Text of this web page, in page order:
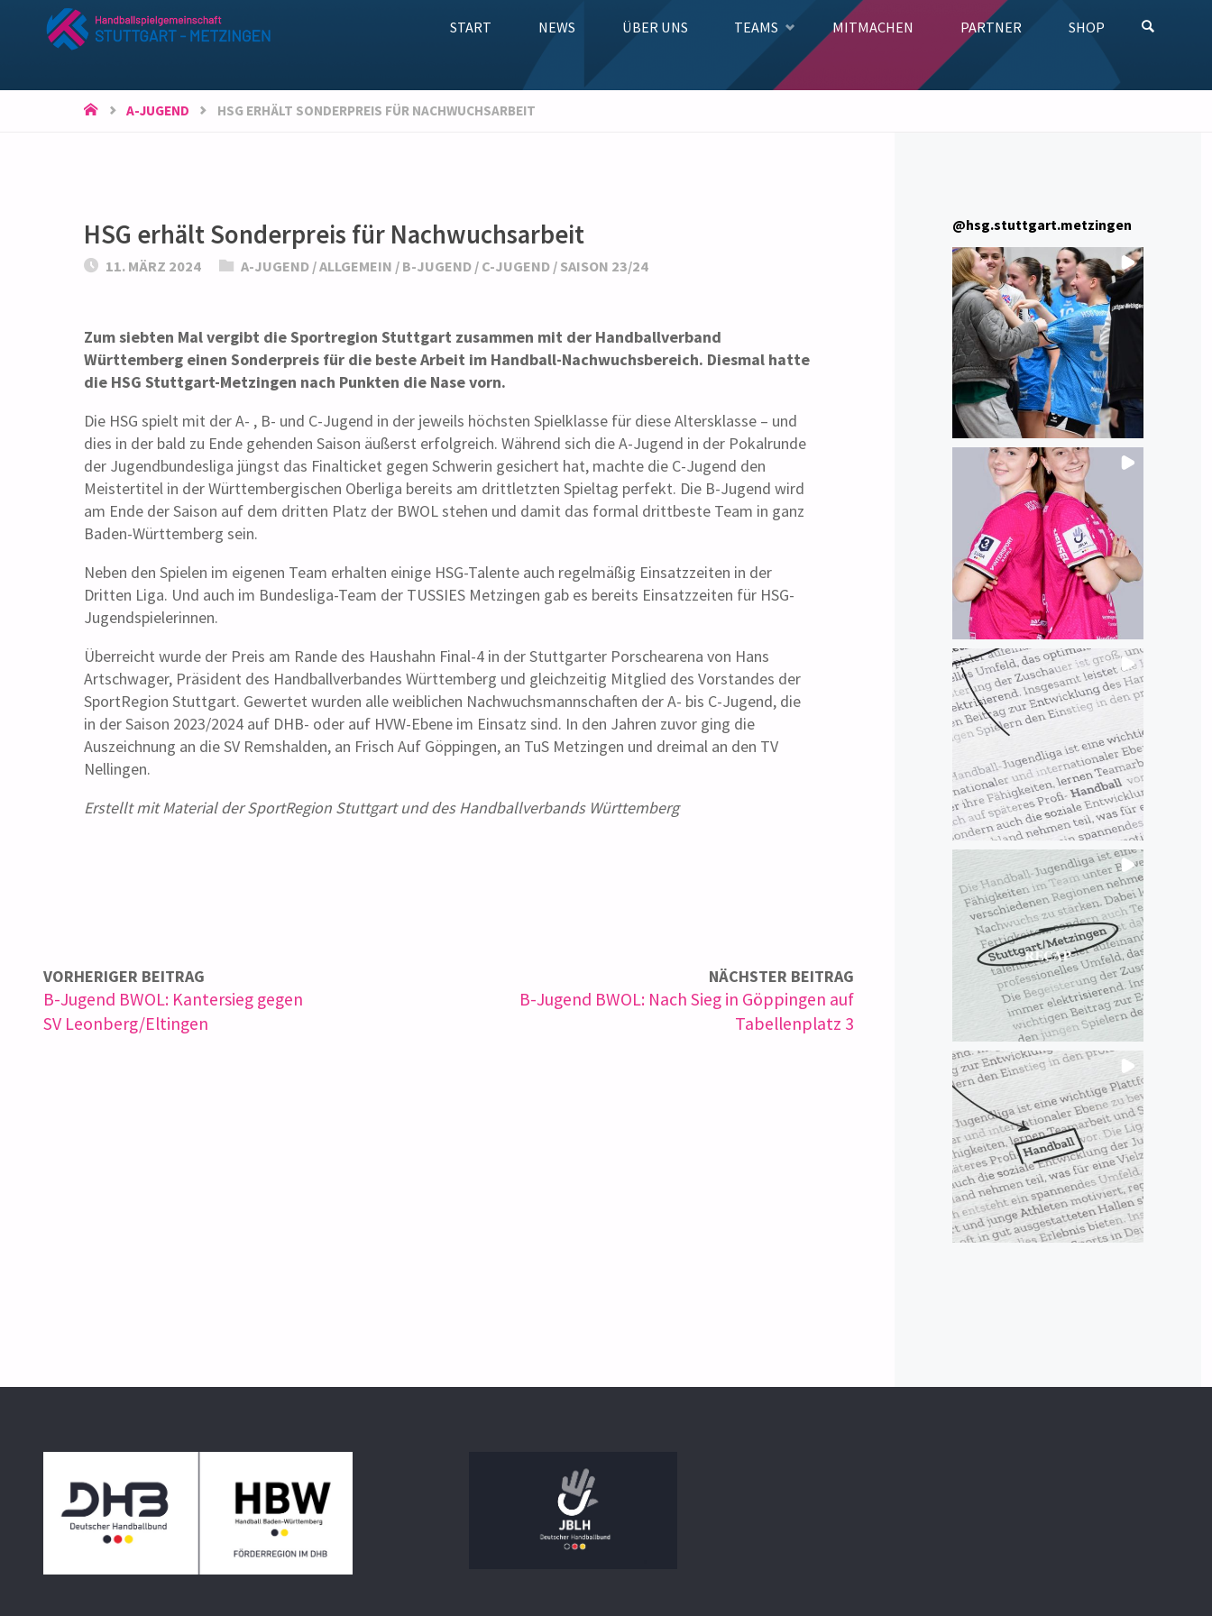
Zum
START NEWS ÜBER UNS TEAMS MITMACHEN PARTNER SHOP
STARTA-JUGEND HSG ERHÄLT SONDERPREIS FÜR NACHWUCHSARBEIT
HSG erhält Sonderpreis für Nachwuchsarbeit
11. MÄRZ 2024 A-JUGEND /ALLGEMEIN / B-JUGEND / C-JUGEND / SAISON 23/24
Zum siebten Mal vergibt die Sportregion Stuttgart zusammen mit der Handballverband
Württemberg einen Sonderpreis für die beste Arbeit im Handball-Nachwuchsbereich. Diesmal hatte
die HSG Stuttgart-Metzingen nach Punkten die Nase vorn.
Die HSG spielt mit der A- , B- und C-Jugend in der jeweils höchsten Spielklasse für diese Altersklasse – und
dies in der bald zu Ende gehenden Saison äußerst erfolgreich. Während sich die A-Jugend in der Pokalrunde
der Jugendbundesliga jüngst das Finalticket gegen Schwerin gesichert hat, machte die C-Jugend den
Meistertitel in der Württembergischen Oberliga bereits am drittletzten Spieltag perfekt. Die B-Jugend wird
am Ende der Saison auf dem dritten Platz der BWOL stehen und damit das formal drittbeste Team in ganz
Baden-Württemberg sein.
Neben den Spielen im eigenen Team erhalten einige HSG-Talente auch regelmäßig Einsatzzeiten in der
Dritten Liga. Und auch im Bundesliga-Team der TUSSIES Metzingen gab es bereits Einsatzzeiten für HSG-
Jugendspielerinnen.
Überreicht wurde der Preis am Rande des Haushahn Final-4 in der Stuttgarter Porschearena von Hans
Artschwager, Präsident des Handballverbandes Württemberg und gleichzeitig Mitglied des Vorstandes der
SportRegion Stuttgart. Gewertet wurden alle weiblichen Nachwuchsmannschaften der A- bis C-Jugend, die
in der Saison 2023/2024 auf DHB- oder auf HVW-Ebene im Einsatz sind. In den Jahren zuvor ging die
Auszeichnung an die SV Remshalden, an Frisch Auf Göppingen, an TuS Metzingen und dreimal an den TV
Nellingen.
Erstellt mit Material der SportRegion Stuttgart und des Handballverbands Württemberg
VORHERIGER BEITRAG
B-Jugend BWOL: Kantersieg gegen
SV Leonberg/Eltingen
NÄCHSTER BEITRAG
B-Jugend BWOL: Nach Sieg in Göppingen auf
Tabellenplatz 3
@hsg.stuttgart.metzingen